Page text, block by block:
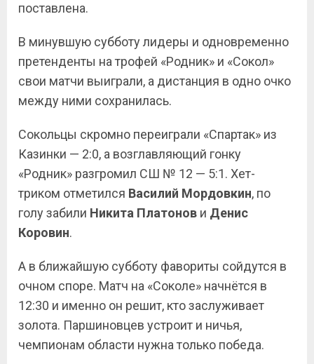
поставлена.
В минувшую субботу лидеры и одновременно
претенденты на трофей «Родник» и «Сокол»
свои матчи выиграли, а дистанция в одно очко
между ними сохранилась.
Сокольцы скромно переиграли «Спартак» из
Казинки — 2:0, а возглавляющий гонку
«Родник» разгромил СШ № 12 — 5:1. Хет-
триком отметился Василий Мордовкин, по
голу забили Никита Платонов и Денис
Коровин.
А в ближайшую субботу фавориты сойдутся в
очном споре. Матч на «Соколе» начнётся в
12:30 и именно он решит, кто заслуживает
золота. Паршиновцев устроит и ничья,
чемпионам области нужна только победа.